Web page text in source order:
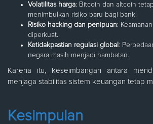
Volatilitas harga: Bitcoin dan altcoin
menimbulkan risiko baru bagi bank.
Risiko hacking dan penipuan:
diperkuat.
Ketidakpastian regulasi global :
negara masih menjadi hambatan.
Karena itu, keseimbangan antara
menjaga stabilitas sistem keuangan tetap
Kesimpulan